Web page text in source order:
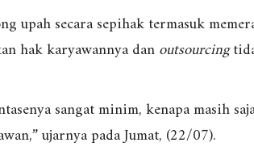
upah secara sepihak termasuk
hak karyawannya danoutsourcing
sangat minim, kenapa masih
ujarnya pada Jumat, (22/07).